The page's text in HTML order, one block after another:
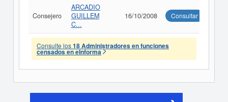
Consejero
ARCADIO
GUILLEM
C...
16/10/2008 Consultar
Consulte los18 Administradores en funciones
censados en eInforma